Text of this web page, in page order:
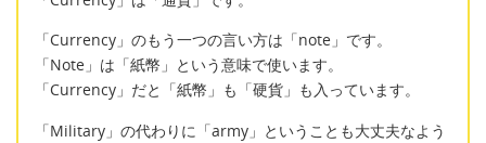
「Currency」のもう一つの言い方は「note」です。
「Note」は「紙幣」という意味で使います。
「Currency」だと「紙幣」も「硬貨」も入っています。
「Military」の代わりに「army」ということも大丈夫なよう